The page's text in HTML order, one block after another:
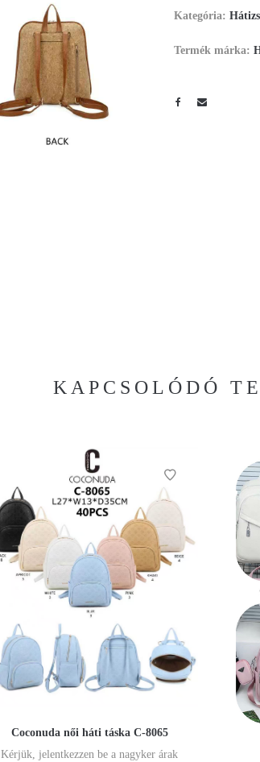
Kategória:
Termék márka:
KAPCSOLÓDÓ
Coconuda női háti táska C-8065
Kérjük, jelentkezzen be a nagyker árak